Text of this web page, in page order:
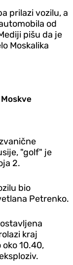
prilazi vozilu, a
od
pišu da je
Moskalika
"golf" je
2.
bio
Petrenko.
kraj
10.40,